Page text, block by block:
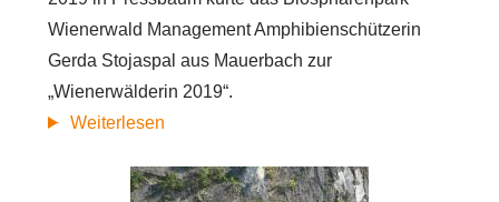
Wienerwald Management Amphibienschützerin
Gerda Stojaspal aus Mauerbach zur
„Wienerwälderin 2019“.
Weiterlesen
prämiert